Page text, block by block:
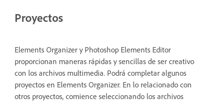
Proyectos
Elements Organizer y Photoshop Elements Editor
proporcionan maneras rápidas y sencillas de ser creativo
con los archivos multimedia. Podrá completar algunos
proyectos en Elements Organizer. En lo relacionado con
otros proyectos, comience seleccionando los archivos